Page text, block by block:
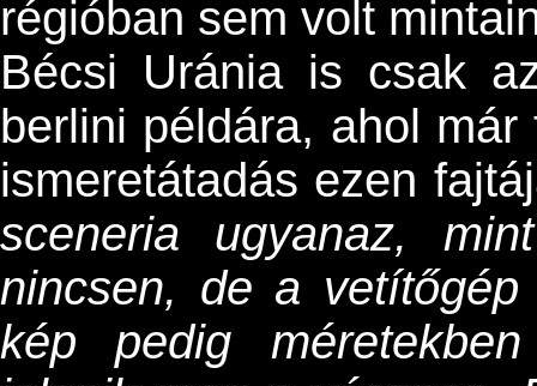
régióban sem volt
Bécsi Uránia is csak
berlini példára, ahol
ismeretátadás ezen
sceneria ugyanaz,
nincsen, de a
kép pedig